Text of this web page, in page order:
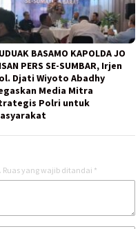
BASAMO KAPOLDA JO
PERS SE-SUMBAR, Irjen
Djati Wiyoto Abadhy
Media Mitra
Polri untuk
Ruas yang wajib ditandai *